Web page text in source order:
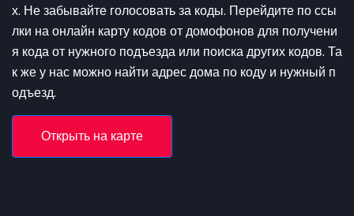
х. Не забывайте голосовать за коды. Перейдите по ссы
лки на онлайн карту кодов от домофонов для получени
я кода от нужного подъезда или поиска других кодов. Та
к же у нас можно найти адрес дома по коду и нужный п
одъезд.
Открыть на карте